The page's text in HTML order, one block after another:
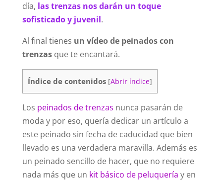
día, las trenzas nos darán un toque
sofisticado y juvenil.
Al final tienes un vídeo de peinados con
trenzasque te encantará.
Índice de contenidos [Abrir índice]
Los peinados de trenzas nunca pasarán de
moda y por eso, quería dedicar un artículo a
este peinado sin fecha de caducidad que bien
llevado es una verdadera maravilla. Además es
un peinado sencillo de hacer, que no requiere
nada más que un kit básico de peluquería y en